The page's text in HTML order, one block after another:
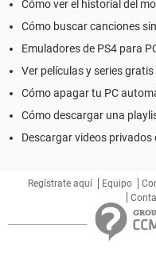
Cómo ver el historial del
Cómo buscar canciones
Emuladores de PS4 para
Ver películas y series
Cómo apagar tu PC
Cómo descargar una
Descargar videos privados
Regístrate aquí Equipo